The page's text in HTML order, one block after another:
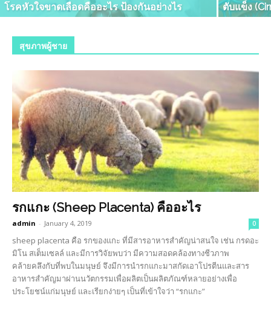
โรคหัวใจขาดเลือดคืออะไร ป้องกันอย่างไร ตับแข็ง
สุขภาพผู้ชาย
รกแกะ (Sheep Placenta) คืออะไร
admin - January 4, 2019 0
sheep placenta คือ รกของแกะ ที่มีสารอาหารสำคัญน่าสนใจ เช่น กรดอะ
มิโน สเต็มเซลล์ และมีการวิจัยพบว่า มีความสอดคล้องทางชีวภาพ
คล้ายคลึงกับที่พบในมนุษย์ จึงมีการนำรกแกะมาสกัดเอาโปรตีนและสาร
อาหารสำคัญมาผ่านนวัตกรรมเพื่อผลิตเป็นผลิตภัณฑ์หลายอย่างเพื่อ
ประโยชน์แก่มนุษย์ และเรียกง่ายๆ เป็นที่เข้าใจว่า “รกแกะ”